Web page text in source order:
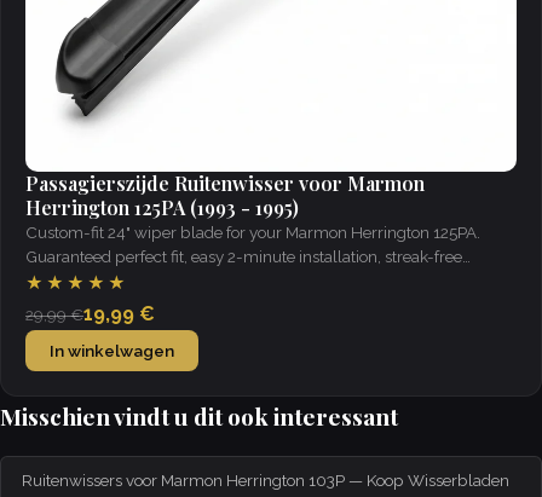
Passagierszijde Ruitenwisser voor Marmon
Herrington 125PA (1993 - 1995)
Custom-fit 24" wiper blade for your Marmon Herrington 125PA.
Guaranteed perfect fit, easy 2-minute installation, streak-free
visibility in all weather.
★★★★★
29,99 €19,99 €
In winkelwagen
Misschien vindt u dit ook interessant
Ruitenwissers voor Marmon Herrington 103P — Koop Wisserbladen